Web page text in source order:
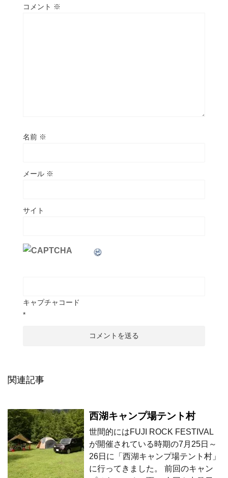
コメント ※
名前 ※
メール ※
サイト
キャプチャコード
*
関連記事
西湖キャンプ場テント村
世間的にはFUJI ROCK FESTIVAL
が開催されている時期の7月25日～
26日に「西湖キャンプ場テント村」
に行ってきました。 前回のキャン